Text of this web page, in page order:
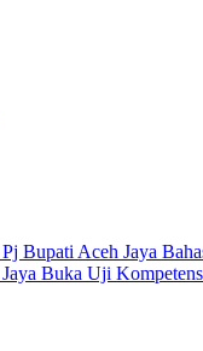
Bupati Aceh Jaya
Buka Uji